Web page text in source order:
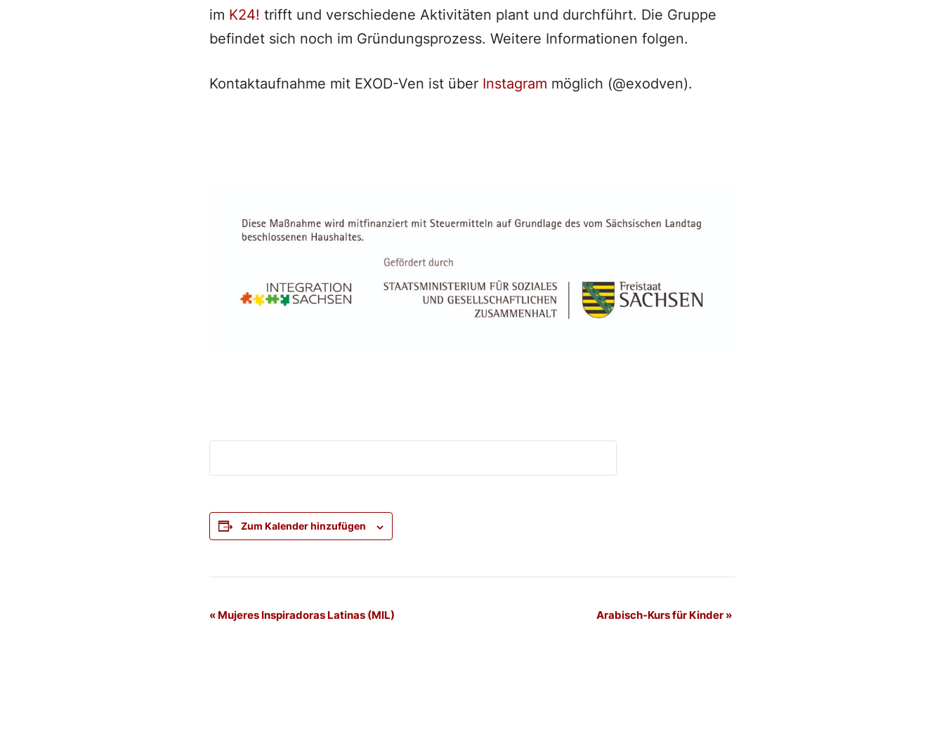
im K24! trifft und verschiedene Aktivitäten plant und durchführt. Die Gruppe
befindet sich noch im Gründungsprozess. Weitere Informationen folgen.
Kontaktaufnahme mit EXOD-Ven ist über Instagram möglich (@exodven).
Zum Kalender hinzufügen
Veranstaltung-
«Mujeres Inspiradoras Latinas (MIL) Arabisch-Kurs für Kinder »